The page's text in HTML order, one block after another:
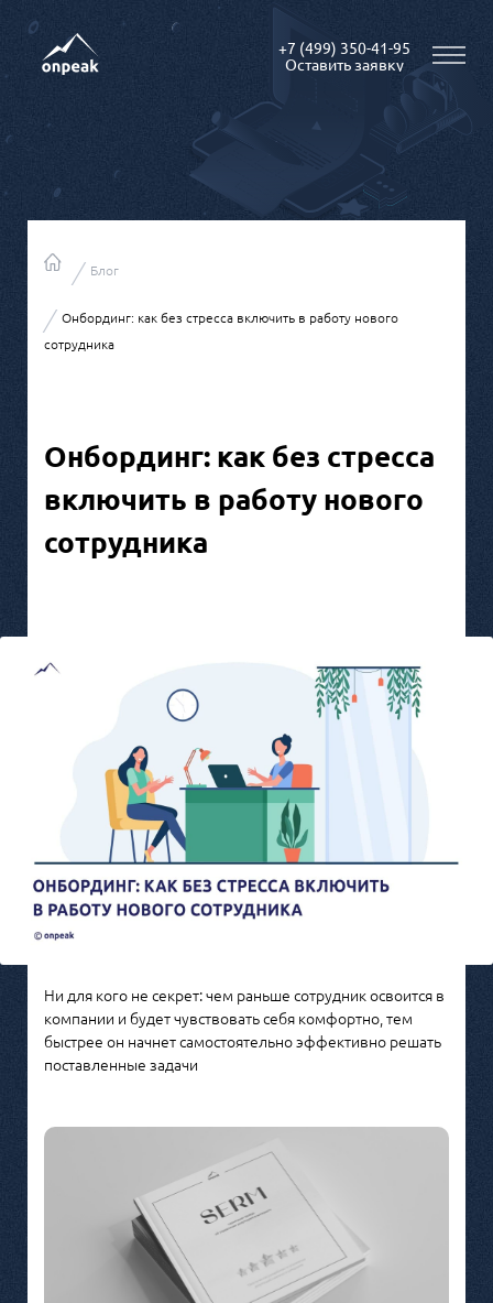
+7 (499) 350-41-95
Блог
Онбординг: как без стресса включить в работу нового
сотрудника
Онбординг: как без стресса
включить в работу нового
сотрудника
Ни для кого не секрет: чем раньше сотрудник освоится в
компании и будет чувствовать себя комфортно, тем
быстрее он начнет самостоятельно эффективно решать
поставленные задачи